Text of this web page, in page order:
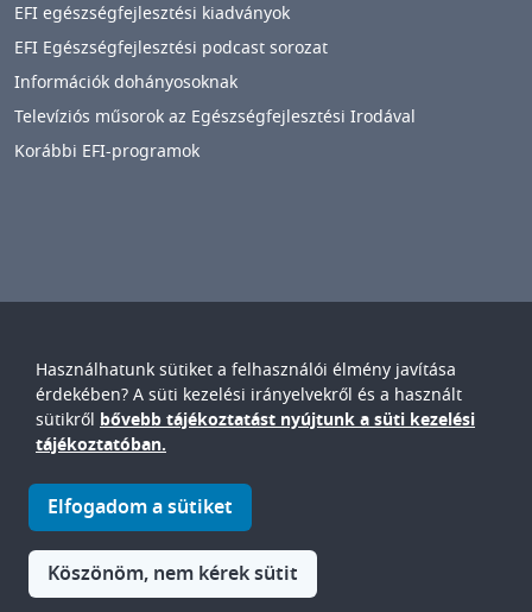
Használhatunk sütiket a felhasználói élmény javítása
érdekében? A süti kezelési irányelvekről és a használt
sütikről bővebb tájékoztatást nyújtunk a süti kezelési
tájékoztatóban.
Elfogadom a sütiket
Köszönöm, nem kérek sütit
IMAGE
IMAGE
EFI egészségfejlesztési kiadványok
EFI Egészségfejlesztési podcast sorozat
Információk dohányosoknak
Televíziós műsorok az Egészségfejlesztési Irodával
Korábbi EFI-programok
Győr-Moson-Sopron Vármegyei
Petz Aladár
Egyetemi Oktató Kórház
© Győr-Moson-Sopron Vármegyei Petz Aladár Egyetemi Oktató
Kórház • 9024. Győr, Vasvári P. u. 2-4.